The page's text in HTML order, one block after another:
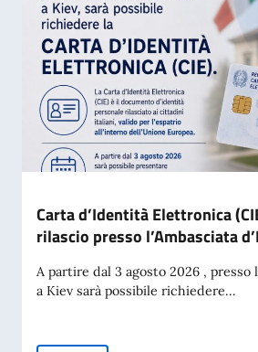
Carta d’Identità Elettronica
rilascio presso l’Ambasciata
A partire dal 3 agosto 2026 , presso
a Kiev sarà possibile richiedere...